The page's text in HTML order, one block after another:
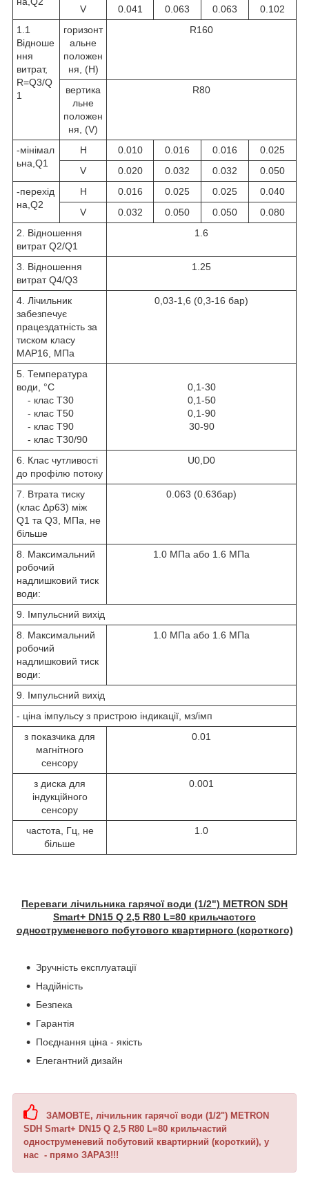
V 0.041 0.063 0.063
0.102
1.1
Відноше
ння
витрат,
R=Q3/Q
1
горизонт
альне
положен
ня, (H)
R160
вертика
льне
положен
ня, (V)
R80
-мінімал
ьна,Q1
H 0.010 0.016 0.016
0.025
V
0.020 0.032 0.032
0.050
-перехід
на,Q2
H 0.016 0.025 0.025
0.040
V
0.032 0.050 0.050
0.080
2. Відношення
витрат Q2/Q1
1.6
3. Відношення
витрат Q4/Q3
1.25
4. Лічильник
забезпечує
працездатність за
тиском класу
MAP16, МПа
0,03-1,6 (0,3-16 бар)
5. Температура
води, °С
- клас Т30
- клас Т50
- клас Т90
- клас Т30/90
0,1-30
0,1-50
0,1-90
30-90
6. Клас чутливості
до профілю потоку
U0,D0
7. Втрата тиску
(клас Δр63) між
Q1 та Q3 , МПа, не
більше
0.063 (0.63бар)
8. Максимальний
робочий
надлишковий тиск
води:
1.0 МПа або 1.6 МПа
9. Імпульсний вихід
8. Максимальний
робочий
надлишковий тиск
води:
1.0 МПа або 1.6 МПа
9. Імпульсний вихід
- ціна імпульсу з пристрою індикації, мз/імп
з показчика для
магнітного
сенсору
0.01
з диска для
індукційного
сенсору
0.001
частота, Гц, не
більше
1.0
Переваги лічильника гарячої води (1/2") METRON SDH
Smart+ DN15 Q 2,5 R80 L=80 крильчастого
одноструменевого побутового квартирного (короткого)
Зручність експлуатації
Надійність
Безпека
Гарантія
Поєднання ціна - якість
Елегантний дизайн
ЗАМОВТЕ, лічильник гарячої води (1/2") METRON
SDH Smart+ DN15 Q 2,5 R80 L=80 крильчастий
одноструменевий побутовий квартирний (короткий), у
нас - прямо ЗАРАЗ!!!